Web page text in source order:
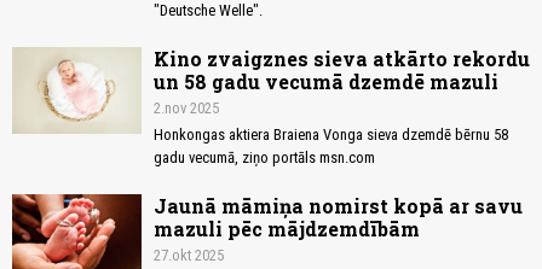
"Deutsche Welle".
Kino zvaigznes sieva atkārto rekordu
un 58 gadu vecumā dzemdē mazuli
2.nov 2025
Honkongas aktiera Braiena Vonga sieva dzemdē bērnu 58
gadu vecumā, ziņo portāls msn.com
Jaunā māmiņa nomirst kopā ar savu
mazuli pēc mājdzemdībām
27.okt 2025